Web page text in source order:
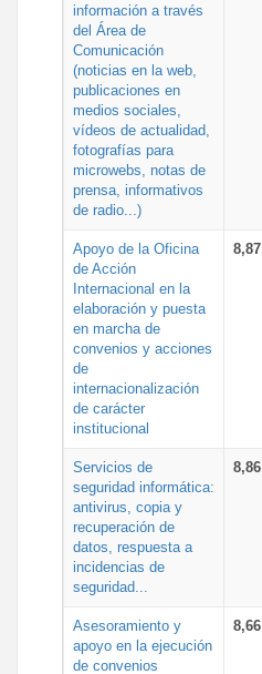
información a través
del Área de
Comunicación
(noticias en la web,
publicaciones en
medios sociales,
vídeos de actualidad,
fotografías para
microwebs, notas de
prensa, informativos
de radio...)
Apoyo de la Oficina
de Acción
Internacional en la
elaboración y puesta
en marcha de
convenios y acciones
de
internacionalización
de carácter
institucional
8,87
Servicios de
seguridad informática:
antivirus, copia y
recuperación de
datos, respuesta a
incidencias de
seguridad...
8,86
Asesoramiento y
apoyo en la ejecución
de convenios
8,66